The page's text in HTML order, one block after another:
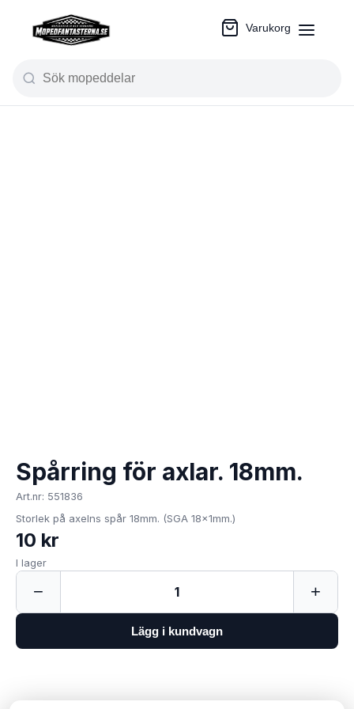
Varukorg
Spårring för axlar. 18mm.
Art.nr: 551836
Storlek på axelns spår 18mm. (SGA 18x1mm.)
10 kr
I lager
− 1 +
Lägg i kundvagn